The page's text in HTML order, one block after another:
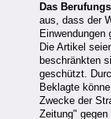
Das
aus, dass der
Die Artikel
beschränkten
geschützt.
Beklagte
Zwecke der
Zeitung"